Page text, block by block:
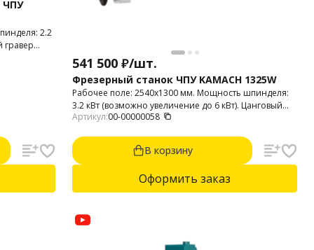
ЧПУ
2.2
гравер
541 500 ₽/шт.
Фрезерный станок ЧПУ KAMACH 1325W
Рабочее поле: 2540х1300 мм. Мощность шпинделя:
3.2 кВт (возможно увеличение до 6 кВт). Цанговый
патрон: ER-25. Высота портала: 230 мм. Привода:
Обрабатываемые материалы: пластик, фанера,
дерево, пластики (ПВХ, акрил, полистирол и т .п.).
Артикул:00-00000058
В корзину
Оформить заказ